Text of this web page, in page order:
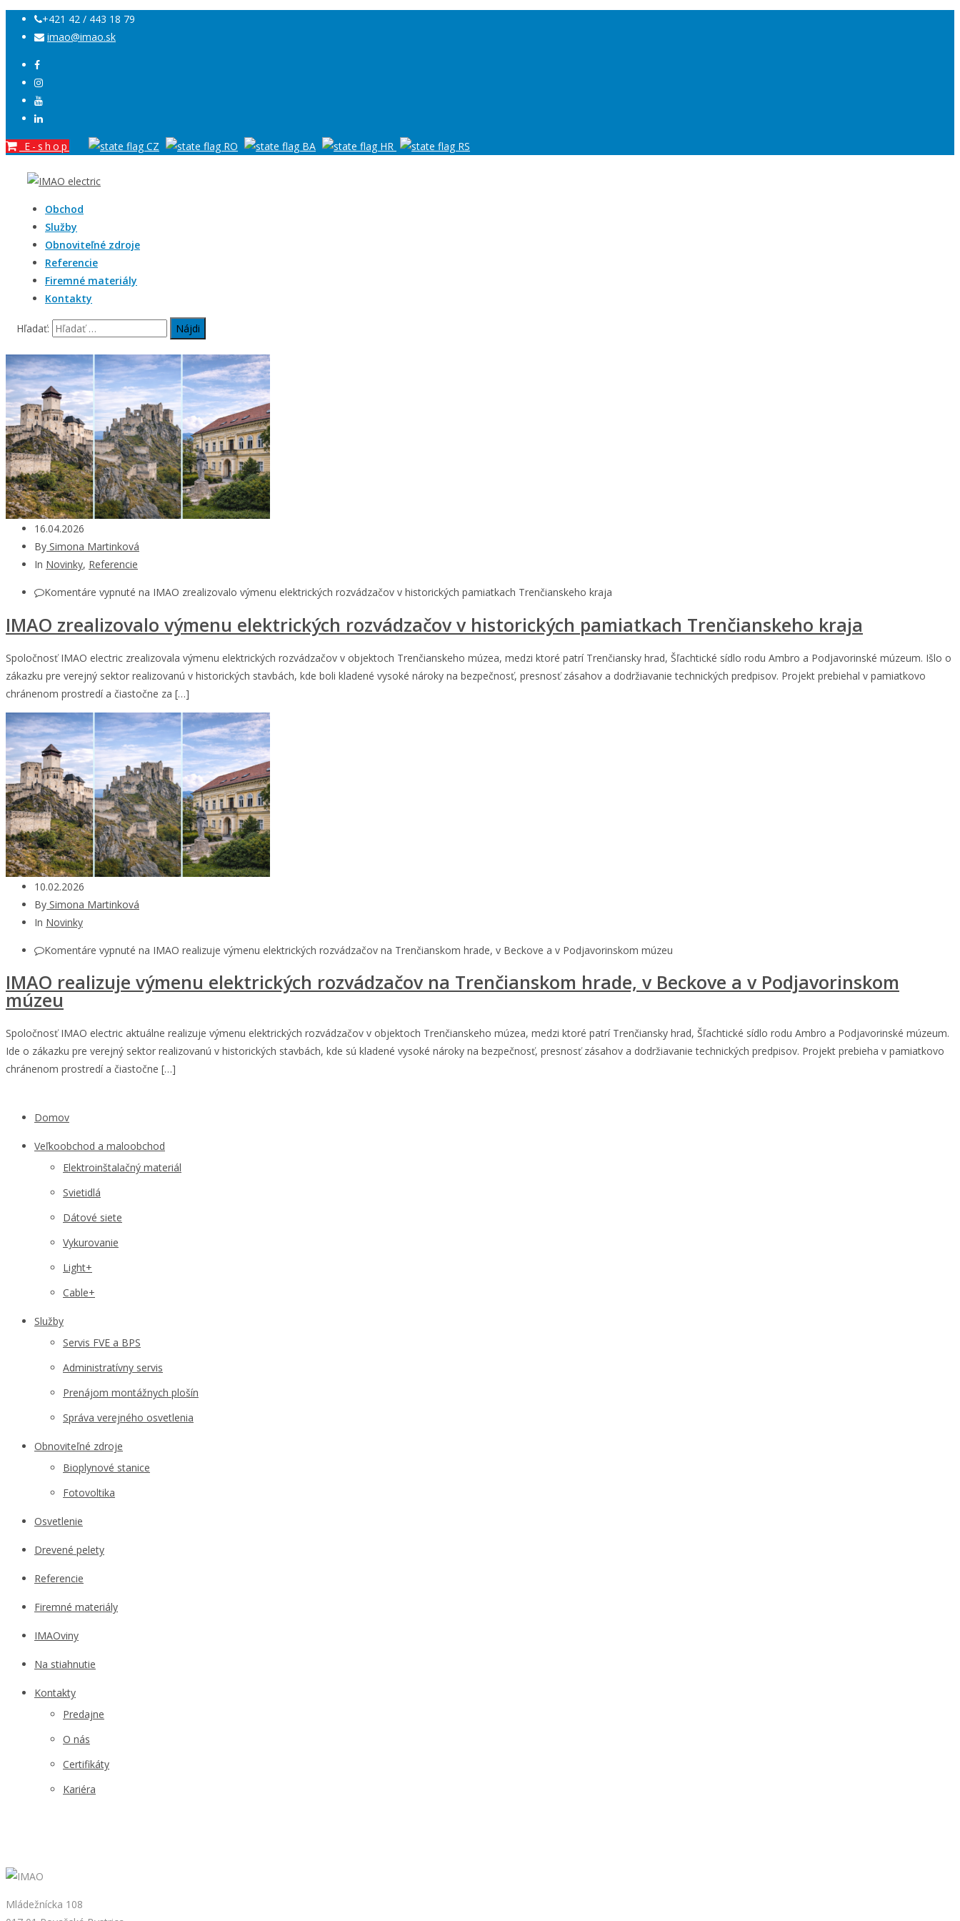
+421 42 / 443 18 79
imao@imao.sk
E-shop
Obchod
Služby
Obnoviteľné zdroje
Referencie
Firemné materiály
Kontakty
Hľadať:
16.04.2026
By Simona Martinková
In Novinky, Referencie
Komentáre vypnuté na IMAO zrealizovalo výmenu elektrických rozvádzačov v historických pamiatkach Trenčianskeho kraja
IMAO zrealizovalo výmenu elektrických rozvádzačov v historických pamiatkach Trenčianskeho kraja
Spoločnosť IMAO electric zrealizovala výmenu elektrických rozvádzačov v objektoch Trenčianskeho múzea, medzi ktoré patrí Trenčiansky hrad, Šľachtické sídlo rodu Ambro a Podjavorinské múzeum. Išlo o
zákazku pre verejný sektor realizovanú v historických stavbách, kde boli kladené vysoké nároky na bezpečnosť, presnosť zásahov a dodržiavanie technických predpisov. Projekt prebiehal v pamiatkovo
chránenom prostredí a čiastočne za […]
10.02.2026
By Simona Martinková
In Novinky
Komentáre vypnuté na IMAO realizuje výmenu elektrických rozvádzačov na Trenčianskom hrade, v Beckove a v Podjavorinskom múzeu
IMAO realizuje výmenu elektrických rozvádzačov na Trenčianskom hrade, v Beckove a v Podjavorinskom
múzeu
Spoločnosť IMAO electric aktuálne realizuje výmenu elektrických rozvádzačov v objektoch Trenčianskeho múzea, medzi ktoré patrí Trenčiansky hrad, Šľachtické sídlo rodu Ambro a Podjavorinské múzeum.
Ide o zákazku pre verejný sektor realizovanú v historických stavbách, kde sú kladené vysoké nároky na bezpečnosť, presnosť zásahov a dodržiavanie technických predpisov. Projekt prebieha v pamiatkovo
chránenom prostredí a čiastočne […]
Domov
Veľkoobchod a maloobchod
Elektroinštalačný materiál
Svietidlá
Dátové siete
Vykurovanie
Light+
Cable+
Služby
Servis FVE a BPS
Administratívny servis
Prenájom montážnych plošín
Správa verejného osvetlenia
Obnoviteľné zdroje
Bioplynové stanice
Fotovoltika
Osvetlenie
Drevené pelety
Referencie
Firemné materiály
IMAOviny
Na stiahnutie
Kontakty
Predajne
O nás
Certifikáty
Kariéra
Mládežnícka 108